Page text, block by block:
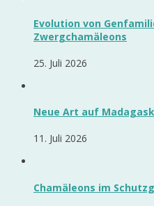
Evolution von
Zwergchamäleons
25. Juli 2026
Neue Art auf
11. Juli 2026
Chamäleons im